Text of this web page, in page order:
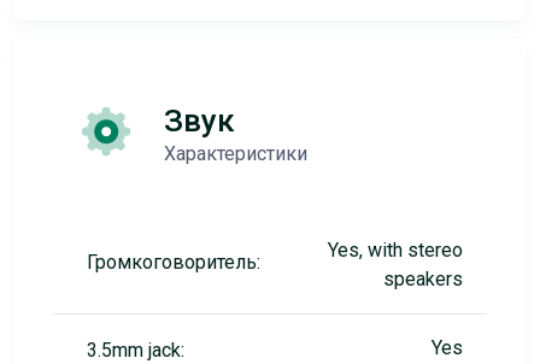
Звук
Характеристики
Громкоговоритель:
Yes, with stereo
speakers
3.5mm jack: Yes